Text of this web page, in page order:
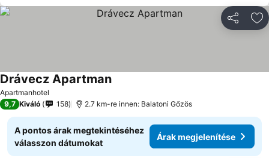
Apartmanhotel
Drávecz ApartmanÁrak megjelenítése
9,7 Kiváló 158 2.7 km-re innen: Balatoni Gőzös
A pontos árak megtekintéséhez
válasszon dátumokat
Árak megjelenítése